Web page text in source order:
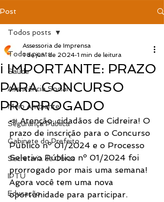
Post
Todos posts
Saúde
Assistência Social
Meio Ambiente
Segurança Pública
Gabinete do Prefeito
Secretaria de Obras
IPTU
Educação
Todos posts
ℹ️ IMPORTANTE: PRAZO
PARA CONCURSO
PRORROGADO
Assessoria de Imprensa
1 de jun. de 2024 1 min de leitura
📣 Atenção, cidadãos de Cidreira! O
prazo de inscrição para o Concurso
Público nº 01/2024 e o Processo
Seletivo Público nº 01/2024 foi
prorrogado por mais uma semana!
Agora você tem uma nova
oportunidade para participar.